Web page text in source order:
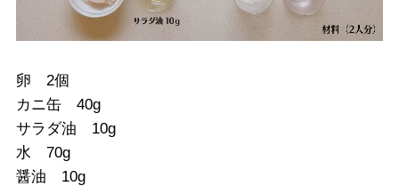
卵 2個
カニ缶 40g
サラダ油 10g
水 70g
醤油 10g